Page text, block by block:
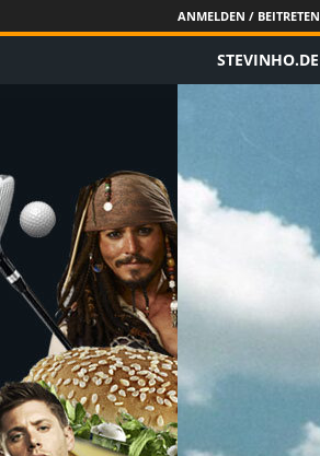
ANMELDEN / BEITRETEN
STEVINHO.DE